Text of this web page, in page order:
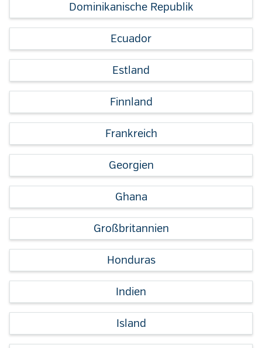
Dominikanische Republik
Ecuador
Estland
Finnland
Frankreich
Georgien
Ghana
Großbritannien
Honduras
Indien
Island